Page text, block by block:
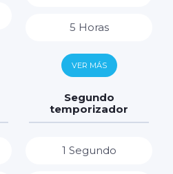
5 Horas
6 Horas
7 Horas
VER MÁS
Segundo
temporizador
1 Segundo